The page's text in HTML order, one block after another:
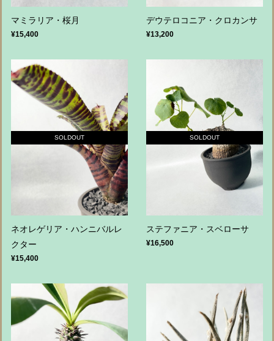
マミラリア・桜月
¥15,400
デウテロコニア・クロカンサ
¥13,200
SOLDOUT
ネオレゲリア・ハンニバルレ
クター
¥15,400
SOLDOUT
ステファニア・スベローサ
¥16,500